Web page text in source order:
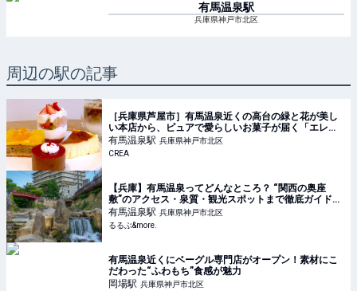
有馬温泉駅
兵庫県神戸市北区
周辺の駅の記事
［兵庫県芦屋市］有馬温泉近くの高台の緑と花が美し
い本店から、ピュアで愛らしいお菓子が届く「エレ・
モンターニュ 芦屋スタンド」 | そおだよおこの関西お
いしい、おやつ紀行
有馬温泉駅 兵庫県神戸市北区
CREA
【兵庫】有馬温泉ってどんなところ？ “関西の奥座
敷”のアクセス・泉質・観光スポットまで徹底ガイド｜
るるぶ&more.
有馬温泉駅 兵庫県神戸市北区
るるぶ&more.
有馬温泉近くにベーグル専門店がオープン！素材にこ
だわった“ふわもち”食感が魅力
岡場駅 兵庫県神戸市北区